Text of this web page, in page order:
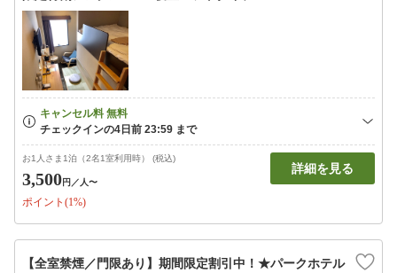
お1人さま1泊（2名1室利用時） (税込)
3,500円 ／人〜
ポイント(1%)
詳細を見る
【全室禁煙／門限あり】期間限定割引中！★パークホテル